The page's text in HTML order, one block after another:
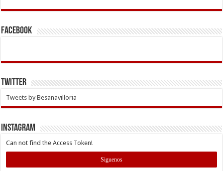
Facebook
Twitter
Tweets by Besanavilloria
INSTAGRAM
Can not find the Access Token!
Siguenos